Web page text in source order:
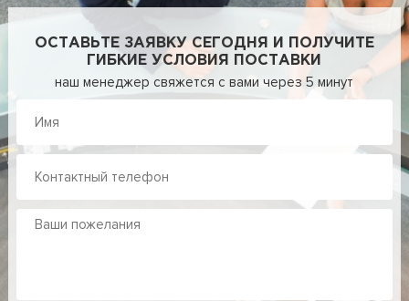
ОСТАВЬТЕ ЗАЯВКУ СЕГОДНЯ И ПОЛУЧИТЕ
ГИБКИЕ УСЛОВИЯ ПОСТАВКИ
наш менеджер свяжется с вами через 5 минут